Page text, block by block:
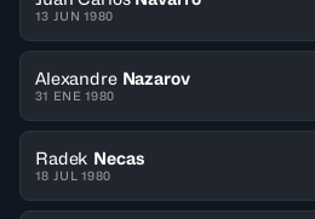
13 JUN 1980
Alexandre Nazarov
31 ENE 1980
Radek Necas
18 JUL 1980